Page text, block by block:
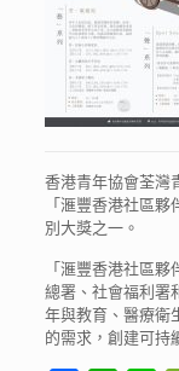
香港青年協會荃灣
「滙豐香港社區
別大獎之一。
「滙豐香港社區
總署、社會福利署
年與教育、醫療衛
的需求，創建可持